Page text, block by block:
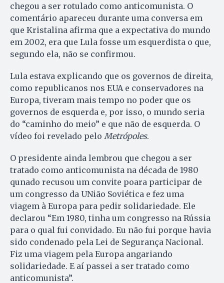
chegou a ser rotulado como anticomunista. O
comentário apareceu durante uma conversa em
que Kristalina afirma que a expectativa do mundo
em 2002, era que Lula fosse um esquerdista o que,
segundo ela, não se confirmou.
Lula estava explicando que os governos de direita,
como republicanos nos EUA e conservadores na
Europa, tiveram mais tempo no poder que os
governos de esquerda e, por isso, o mundo seria
do “caminho do meio” e que não de esquerda. O
vídeo foi revelado pelo Metrópoles.
O presidente ainda lembrou que chegou a ser
tratado como anticomunista na década de 1980
qunado recusou um convite poara participar de
um congresso da UNião Soviética e fez uma
viagem à Europa para pedir solidariedade. Ele
declarou “Em 1980, tinha um congresso na Rússia
para o qual fui convidado. Eu não fui porque havia
sido condenado pela Lei de Segurança Nacional.
Fiz uma viagem pela Europa angariando
solidariedade. E aí passei a ser tratado como
anticomunista”.